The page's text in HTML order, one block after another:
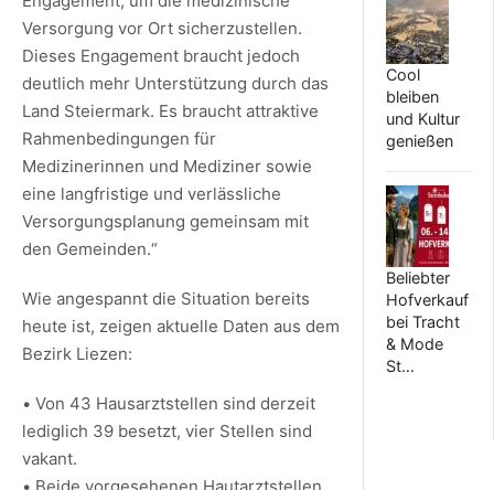
Versorgung vor Ort sicherzustellen.
Dieses Engagement braucht jedoch
deutlich mehr Unterstützung durch das
Land Steiermark. Es braucht attraktive
Rahmenbedingungen für
Medizinerinnen und Mediziner sowie
eine langfristige und verlässliche
Versorgungsplanung gemeinsam mit
den Gemeinden.“
Wie angespannt die Situation bereits
heute ist, zeigen aktuelle Daten aus dem
Bezirk Liezen:
• Von 43 Hausarztstellen sind derzeit
lediglich 39 besetzt, vier Stellen sind
vakant.
Cool
bleiben
und Kultur
genießen
Beliebter
Hofverkauf
bei Tracht
& Mode
St…